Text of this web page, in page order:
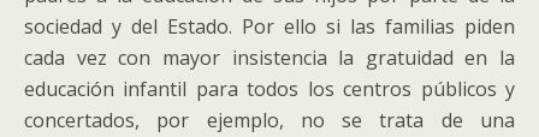
sociedad y del Estado. Por ello si las familias piden
cada vez con mayor insistencia la gratuidad en la
educación infantil para todos los centros públicos y
concertados, por ejemplo, no se trata de una